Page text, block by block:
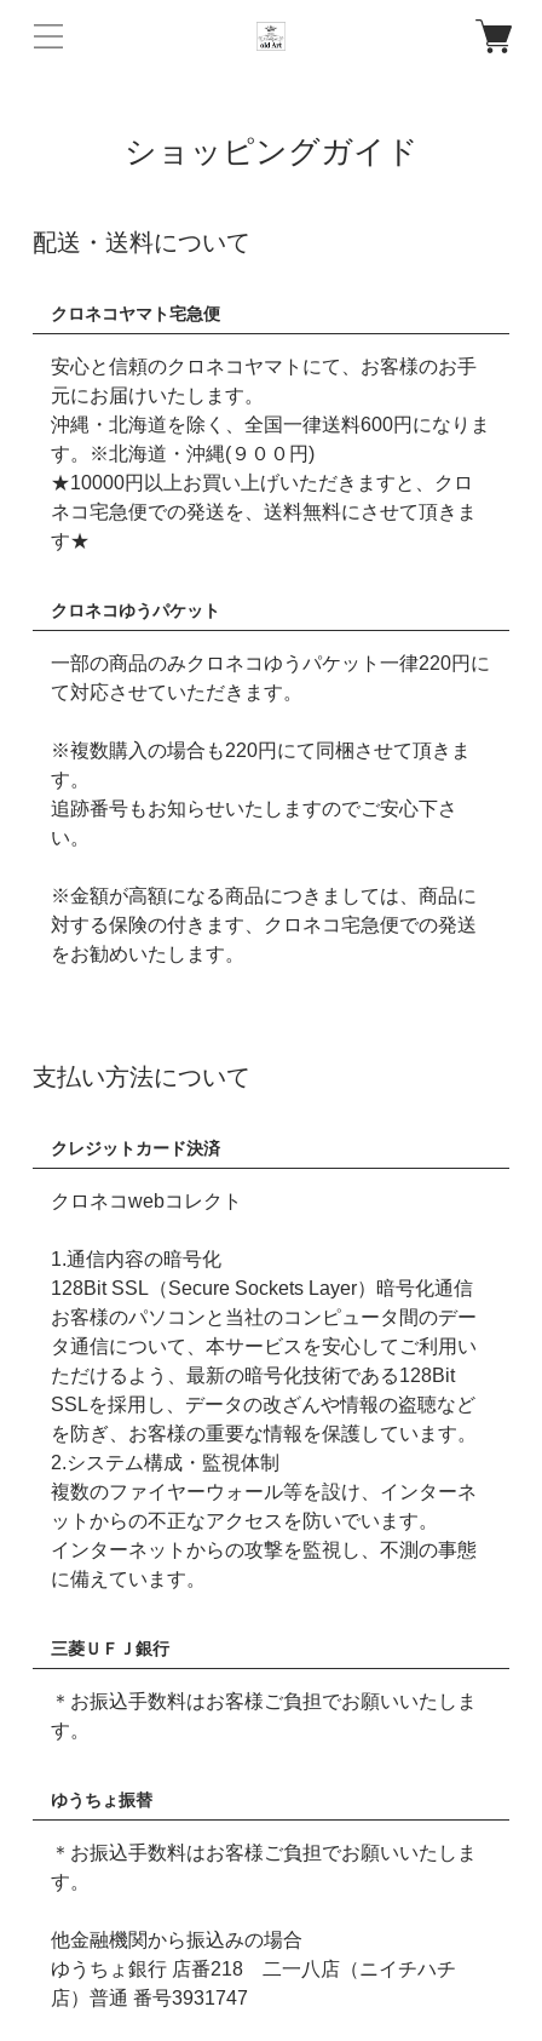
ショッピングガイド
配送・送料について
クロネコヤマト宅急便
安心と信頼のクロネコヤマトにて、お客様のお手
元にお届けいたします。
沖縄・北海道を除く、全国一律送料600円になりま
す。※北海道・沖縄(９００円)
★10000円以上お買い上げいただきますと、クロ
ネコ宅急便での発送を、送料無料にさせて頂きま
す★
クロネコゆうパケット
一部の商品のみクロネコゆうパケット一律220円に
て対応させていただきます。
※複数購入の場合も220円にて同梱させて頂きま
す。
追跡番号もお知らせいたしますのでご安心下さ
い。
※金額が高額になる商品につきましては、商品に
対する保険の付きます、クロネコ宅急便での発送
をお勧めいたします。
支払い方法について
クレジットカード決済
クロネコwebコレクト
1.通信内容の暗号化
128Bit SSL（Secure Sockets Layer）暗号化通信
お客様のパソコンと当社のコンピュータ間のデー
タ通信について、本サービスを安心してご利用い
ただけるよう、最新の暗号化技術である128Bit
SSLを採用し、データの改ざんや情報の盗聴など
を防ぎ、お客様の重要な情報を保護しています。
2.システム構成・監視体制
複数のファイヤーウォール等を設け、インターネ
ットからの不正なアクセスを防いでいます。
インターネットからの攻撃を監視し、不測の事態
に備えています。
三菱ＵＦＪ銀行
＊お振込手数料はお客様ご負担でお願いいたしま
す。
ゆうちょ振替
＊お振込手数料はお客様ご負担でお願いいたしま
す。
他金融機関から振込みの場合
ゆうちょ銀行 店番218 二一八店（ニイチハチ
店）普通 番号3931747